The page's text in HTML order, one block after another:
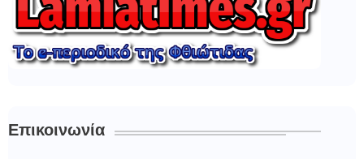
Επικοινωνία